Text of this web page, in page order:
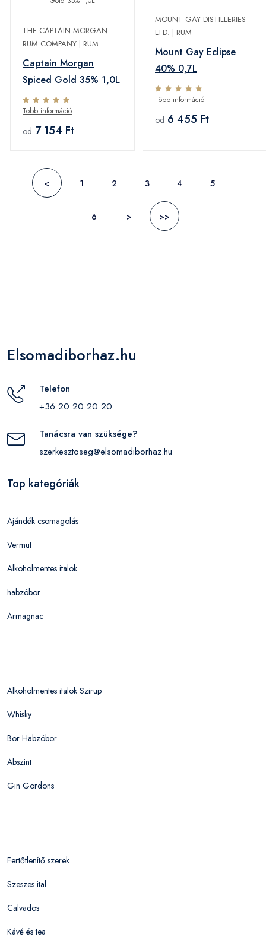
THE CAPTAIN MORGAN
RUM COMPANY | RUM
Captain Morgan
Spiced Gold 35% 1,0L
Több információ
od 7 154 Ft
MOUNT GAY DISTILLERIES
LTD. | RUM
Mount Gay Eclipse
40% 0,7L
Több információ
od 6 455 Ft
< 1 2 3 4 5
6 > >>
Elsomadiborhaz.hu
Telefon
+36 20 20 20 20
Tanácsra van szüksége?
szerkesztoseg@elsomadiborhaz.hu
Top kategóriák
Ajándék csomagolás
Vermut
Alkoholmentes italok
habzóbor
Armagnac
Alkoholmentes italok Szirup
Whisky
Bor Habzóbor
Abszint
Gin Gordons
Fertőtlenítő szerek
Szeszes ital
Calvados
Kávé és tea